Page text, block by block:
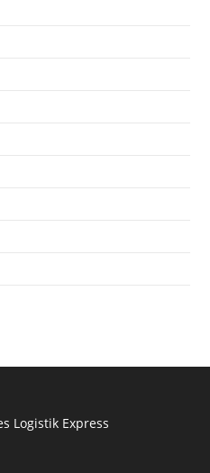
Logistik Express